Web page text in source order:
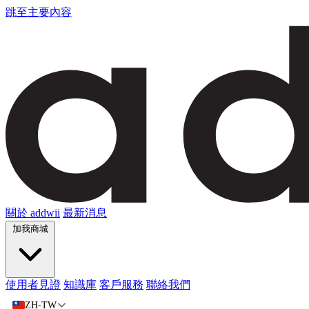
跳至主要內容
關於 addwii 最新消息
加我商城
使用者見證 知識庫 客戶服務 聯絡我們
ZH-TW